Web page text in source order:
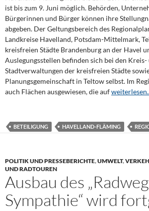
ist bis zum 9. Juni möglich. Behörden,
Bürgerinnen und Bürger können ihre
abgeben. Der Geltungsbereich des
Landkreise Havelland, Potsdam-Mittelmark,
kreisfreien Städte Brandenburg an der Havel
Auslegungsstellen befinden sich bei den Kreis-
Stadtverwaltungen der kreisfreien Städte
Planungsgemeinschaft in Teltow selbst. Im
auch Flächen ausgewiesen, die auf
BETEILIGUNG HAVELLAND-FLÄMING
POLITIK UND PRESSEBERICHTE,UMWELT,
UND RADTOUREN
Ausbau des
Sympathie“ wird